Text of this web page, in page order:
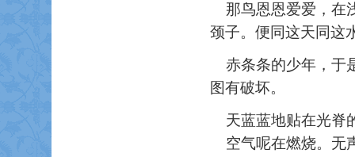
那鸟恩恩爱爱，在
颈子。便同这天同这
赤条条的少年，于
图有破坏。
天蓝蓝地贴在光脊
空气呢在燃烧。无